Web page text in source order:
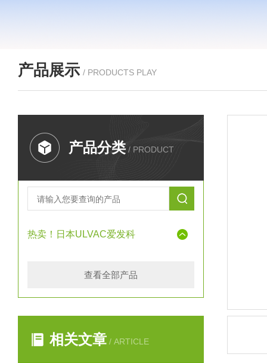
产品展示 / PRODUCTS PLAY
产品分类 / PRODUCT
热卖！日本ULVAC爱发科
查看全部产品
相关文章 / ARTICLE